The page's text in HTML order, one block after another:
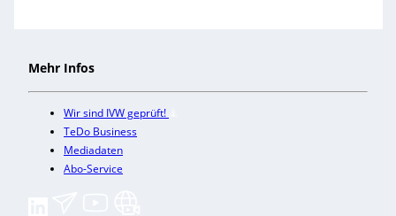
Mehr Infos
Wir sind IVW geprüft!
TeDo Business
Mediadaten
Abo-Service